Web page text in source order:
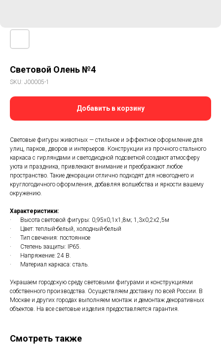
Световой Олень №4
SKU: J00005-1
Добавить в корзину
Световые фигуры животных — стильное и эффектное оформление для
улиц, парков, дворов и интерьеров. Конструкции из прочного стального
каркаса с гирляндами и светодиодной подсветкой создают атмосферу
уюта и праздника, привлекают внимание и преображают любое
пространство. Такие декорации отлично подходят для новогоднего и
круглогодичного оформления, добавляя волшебства и яркости вашему
окружению.
Характеристики:
· Высота световой фигуры: 0,95х0,1х1,8м; 1,3х0,2х2,5м
· Цвет: теплый-белый, холодный-белый
· Тип свечения: постоянное
· Степень защиты: IP65.
· Напряжение: 24 В.
· Материал каркаса: сталь.
Украшаем городскую среду световыми фигурами и конструкциями
собственного производства. Осуществляем доставку по всей России. В
Москве и других городах выполняем монтаж и демонтаж декоративных
объектов. На все световые изделия предоставляется гарантия.
Смотреть также